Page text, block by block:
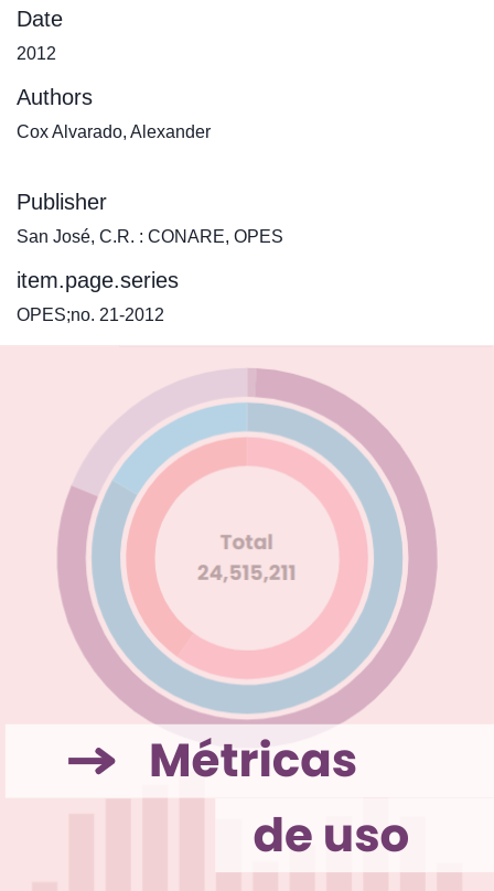
Date
2012
Authors
Cox Alvarado, Alexander
Publisher
San José, C.R. : CONARE, OPES
item.page.series
OPES;no. 21-2012